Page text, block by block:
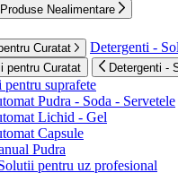
Produse Nealimentare
Curatat
Detergenti -
pentru Curatat Detergenti -
suprafete
Pudra - Soda - Servetele
Lichid - Gel
Capsule
Pudra
pentru uz profesional